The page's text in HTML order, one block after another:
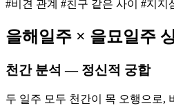
#비견 관계 #친구 같은 사이 #지지
을해 일주 × 을묘일주
천간 분석 — 정신적 궁합
두 일주 모두 천간이 목 오행으로,